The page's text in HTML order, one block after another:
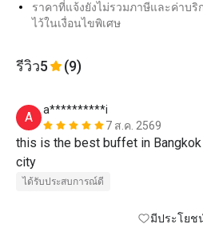
ราคาที่แจ้งยังไม่รวมภาษีและค่าบริ
ไว้ในเงื่อนไขพิเศษ
รีวิว5 (9)
A
a**********i
7 ส.ค. 2569
this is the best buffet in Bangkok
city
ได้รับประสบการณ์ดี
มีประโยช